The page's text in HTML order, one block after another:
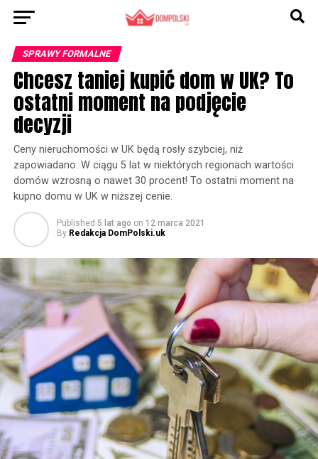
SPRAWY FORMALNE
Chcesz taniej kupić dom w UK? To
ostatni moment na podjęcie
decyzji
Ceny nieruchomości w UK będą rosły szybciej, niż
zapowiadano. W ciągu 5 lat w niektórych regionach wartości
domów wzrosną o nawet 30 procent! To ostatni moment na
kupno domu w UK w niższej cenie.
Published 5 lat ago on 12 marca 2021
By Redakcja DomPolski.uk